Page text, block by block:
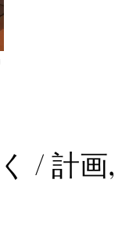
/ 計画,